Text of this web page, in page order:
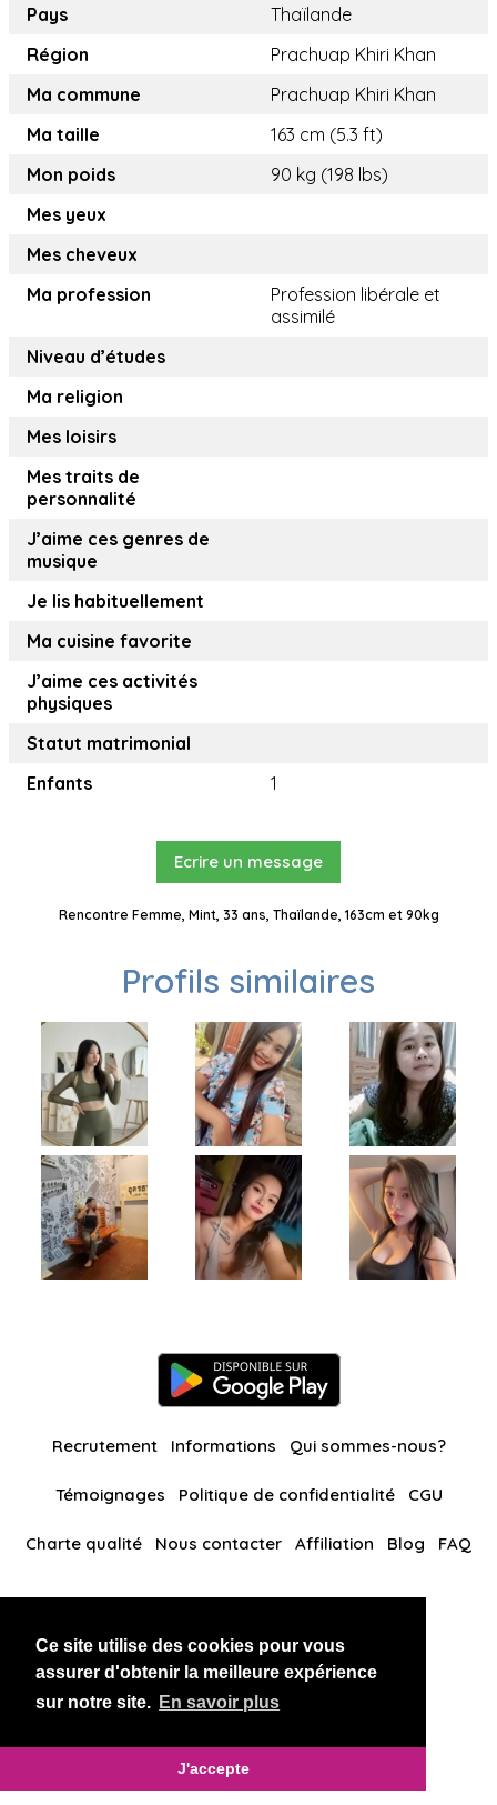
Ce site utilise des cookies pour vous
assurer d'obtenir la meilleure expérience
sur notre site. En savoir plus
J'accepte
Pays
Thaïlande
Région
Prachuap Khiri Khan
Ma commune
Prachuap Khiri Khan
Ma taille
163 cm (5.3 ft)
Mon poids
90 kg (198 lbs)
Mes yeux
Mes cheveux
Ma profession
Profession libérale et
assimilé
Niveau d’études
Ma religion
Mes loisirs
Mes traits de
personnalité
J’aime ces genres de
musique
Je lis habituellement
Ma cuisine favorite
J’aime ces activités
physiques
Statut matrimonial
Enfants
1
Ecrire un message
Rencontre Femme, Mint, 33 ans, Thaïlande, 163cm et 90kg
Profils similaires
Recrutement Informations Qui sommes-nous?
Témoignages Politique de confidentialité CGU
Charte qualité Nous contacter Affiliation Blog FAQ
BlackAndBeauties RussianKisses